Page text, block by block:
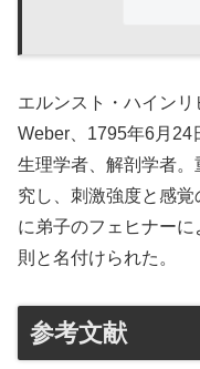
エルンスト・ハイン
Weber、1795年6月24
生理学者、解剖学者
究し、刺激強度と感
に弟子のフェヒナー
則と名付けられた。
参考文献